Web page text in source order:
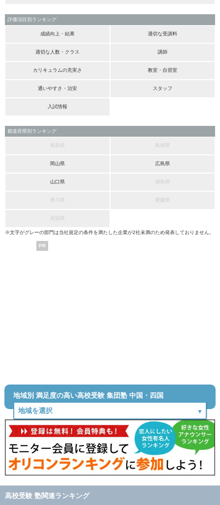
評価項目別ランキング
成績向上・結果 適切な受講料
適切な人数・クラス 講師
カリキュラムの充実さ 教室・自習室
通いやすさ・治安 スタッフ
入試情報
都道府県別ランキング
鳥取県 島根県
岡山県 広島県
山口県 徳島県
香川県 愛媛県
高知県
※文字がグレーの部門は当社規定の条件を満たした企業が2社未満のため発表しておりません。
PR
地域別 満足度の高い高校受験 集団塾 中国・四国
高校受験 塾関連ランキング